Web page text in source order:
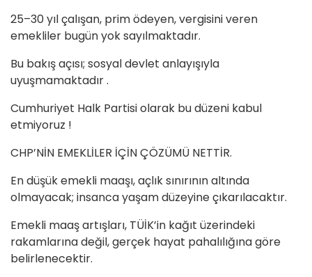
25–30 yıl çalışan, prim ödeyen, vergisini veren
emekliler bugün yok sayılmaktadır.
Bu bakış açısı; sosyal devlet anlayışıyla
uyuşmamaktadır .
Cumhuriyet Halk Partisi olarak bu düzeni kabul
etmiyoruz !
CHP’NİN EMEKLİLER İÇİN ÇÖZÜMÜ NETTİR.
En düşük emekli maaşı, açlık sınırının altında
olmayacak; insanca yaşam düzeyine çıkarılacaktır.
Emekli maaş artışları, TÜİK’in kağıt üzerindeki
rakamlarına değil, gerçek hayat pahalılığına göre
belirlenecektir.